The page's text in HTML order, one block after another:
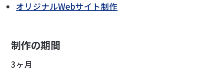
オリジナルWebサイト制作
制作の期間
3ヶ月